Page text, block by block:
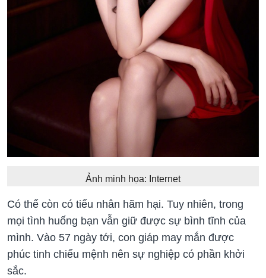
Ảnh minh họa: Internet
Có thể còn có tiểu nhân hãm hại. Tuy nhiên, trong
mọi tình huống bạn vẫn giữ được sự bình tĩnh của
mình. Vào 57 ngày tới, con giáp may mắn được
phúc tinh chiếu mệnh nên sự nghiệp có phần khởi
sắc.